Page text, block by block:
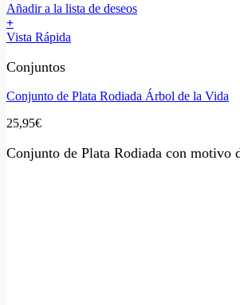
Añadir a la lista de deseos
+
Vista Rápida
Conjuntos
Conjunto de Plata Rodiada Árbol de la Vida
25,95€
Conjunto de Plata Rodiada con motivo